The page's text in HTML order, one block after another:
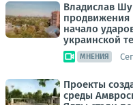
Владислав
продвижения
начало
украинской
МНЕНИЯ
Проекты
среды